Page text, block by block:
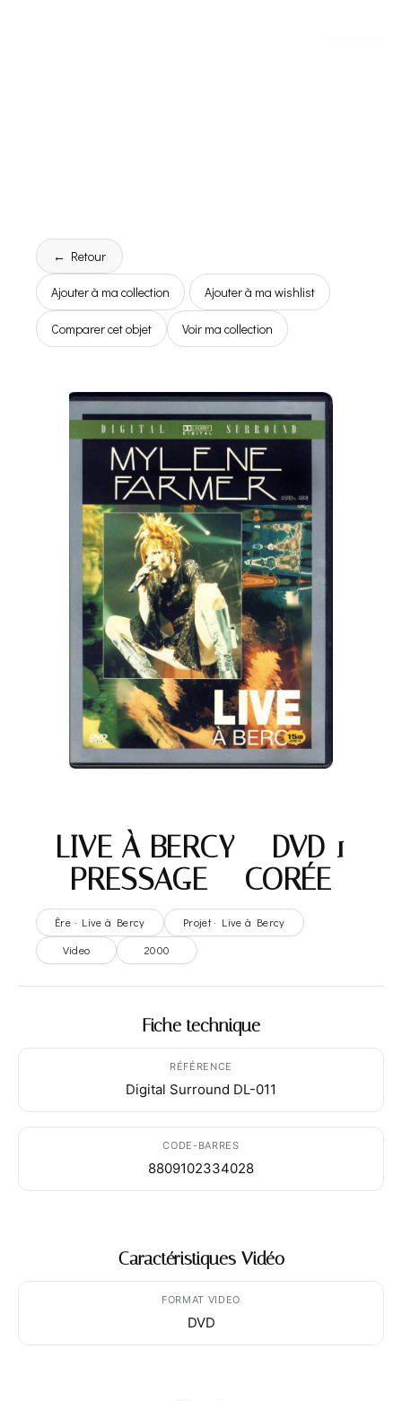
← Retour
Ajouter à ma collection Ajouter à ma wishlist
Comparer cet objet Voir ma collection
LIVE À BERCY – DVD 1
PRESSAGE – CORÉE
Ère · Live à Bercy
Projet · Live à Bercy
Video
2000
Fiche technique
RÉFÉRENCE
Digital Surround DL-011
CODE-BARRES
8809102334028
Caractéristiques Vidéo
FORMAT VIDEO
DVD